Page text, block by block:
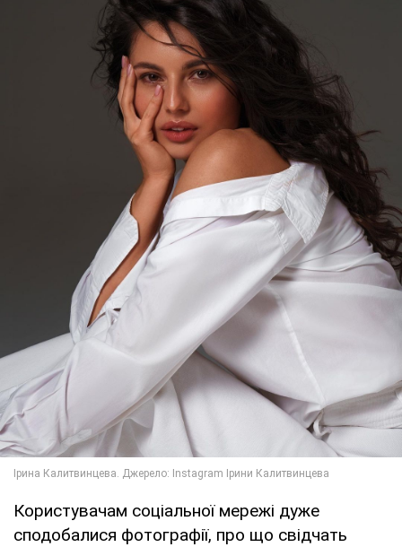
Користувачам соціальної мережі дуже
сподобалися фотографії, про що свідчать